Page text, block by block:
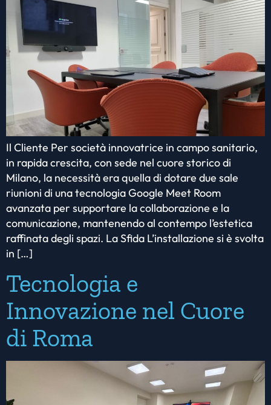
Il Cliente Per società innovatrice in campo sanitario,
in rapida crescita, con sede nel cuore storico di
Milano, la necessità era quella di dotare due sale
riunioni di una tecnologia Google Meet Room
avanzata per supportare la collaborazione e la
comunicazione, mantenendo al contempo l’estetica
raffinata degli spazi. La Sfida L’installazione si è svolta
in […]
Tecnologia e
Innovazione nel Cuore
di Roma